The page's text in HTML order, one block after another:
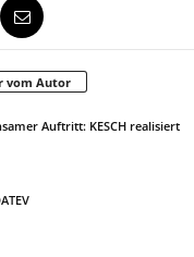
vom Autor
Auftritt: KESCH realisiert